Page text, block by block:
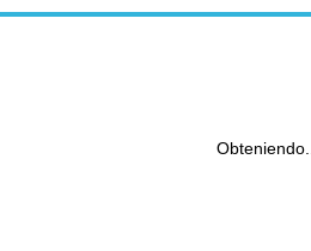
Obteniendo...